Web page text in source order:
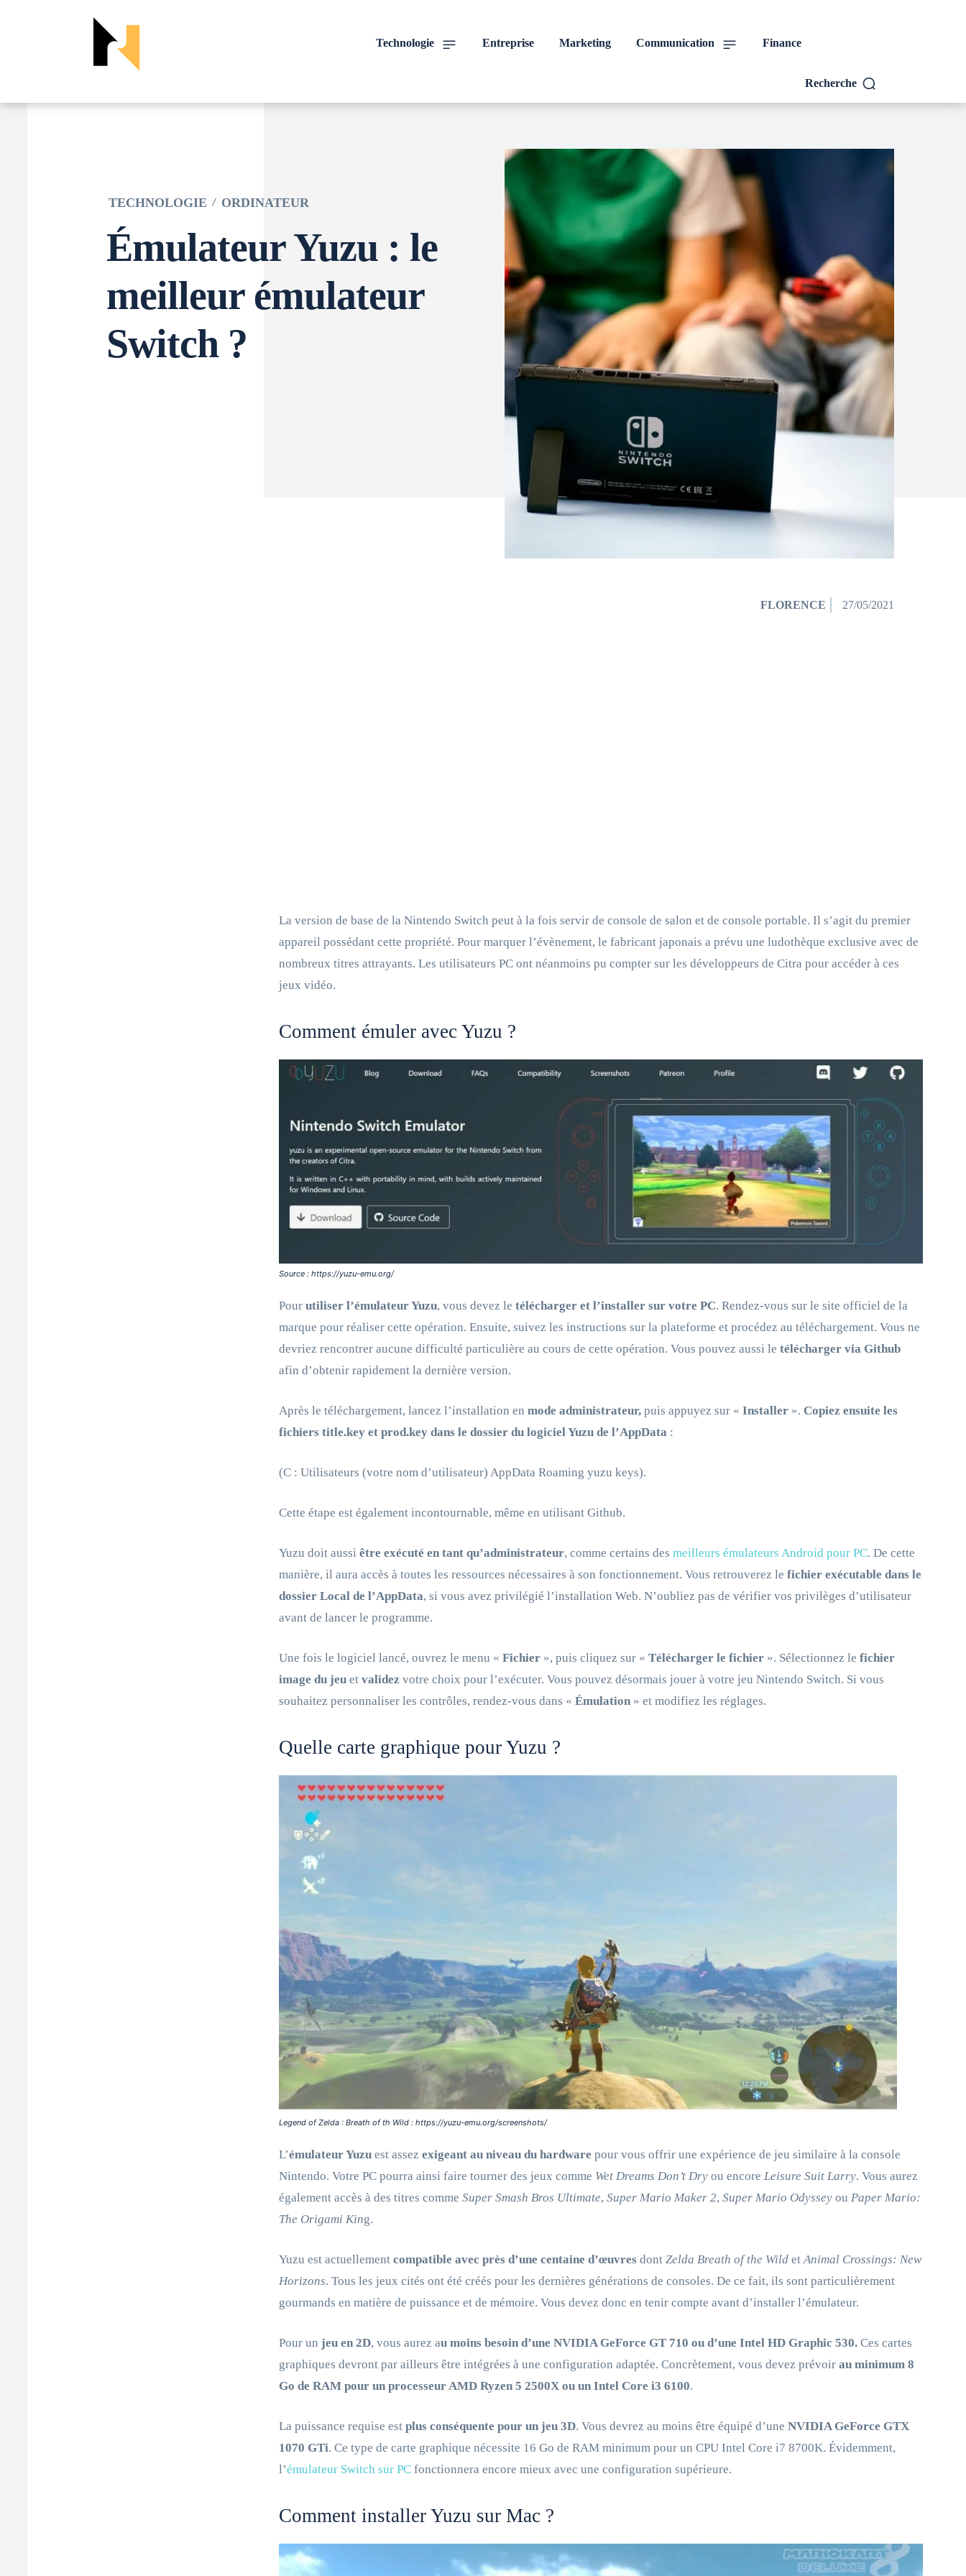
Technologie Entreprise Marketing Communication Finance
Recherche
TECHNOLOGIE ORDINATEUR
Émulateur Yuzu : le
meilleur émulateur
Switch ?
FLORENCE 27/05/2021
La version de base de la Nintendo Switch peut à la fois servir de console de salon et de console portable. Il s’agit du premier
appareil possédant cette propriété. Pour marquer l’évènement, le fabricant japonais a prévu une ludothèque exclusive avec de
nombreux titres attrayants. Les utilisateurs PC ont néanmoins pu compter sur les développeurs de Citra pour accéder à ces
jeux vidéo.
Comment émuler avec Yuzu ?
Source : https://yuzu-emu.org/
Pour utiliser l’émulateur Yuzu, vous devez le télécharger et l’installer sur votre PC. Rendez-vous sur le site officiel de la
marque pour réaliser cette opération. Ensuite, suivez les instructions sur la plateforme et procédez au téléchargement. Vous ne
devriez rencontrer aucune difficulté particulière au cours de cette opération. Vous pouvez aussi le télécharger via Github
afin d’obtenir rapidement la dernière version.
Après le téléchargement, lancez l’installation en mode administrateur, puis appuyez sur « Installer ». Copiez ensuite les
fichiers title.key et prod.key dans le dossier du logiciel Yuzu de l’AppData :
(C : Utilisateurs (votre nom d’utilisateur) AppData Roaming yuzu keys).
Cette étape est également incontournable, même en utilisant Github.
Yuzu doit aussi être exécuté en tant qu’administrateur, comme certains des meilleurs émulateurs Android pour PC. De cette
manière, il aura accès à toutes les ressources nécessaires à son fonctionnement. Vous retrouverez le fichier exécutable dans le
dossier Local de l’AppData, si vous avez privilégié l’installation Web. N’oubliez pas de vérifier vos privilèges d’utilisateur
avant de lancer le programme.
Une fois le logiciel lancé, ouvrez le menu « Fichier », puis cliquez sur « Télécharger le fichier ». Sélectionnez le fichier
image du jeu et validez votre choix pour l’exécuter. Vous pouvez désormais jouer à votre jeu Nintendo Switch. Si vous
souhaitez personnaliser les contrôles, rendez-vous dans « Émulation » et modifiez les réglages.
Quelle carte graphique pour Yuzu ?
Legend of Zelda : Breath of th Wild : https://yuzu-emu.org/screenshots/
L’émulateur Yuzu est assez exigeant au niveau du hardware pour vous offrir une expérience de jeu similaire à la console
Nintendo. Votre PC pourra ainsi faire tourner des jeux comme Wet Dreams Don’t Dry ou encore Leisure Suit Larry. Vous aurez
également accès à des titres comme Super Smash Bros Ultimate, Super Mario Maker 2, Super Mario Odyssey ou Paper Mario:
The Origami King.
Yuzu est actuellement compatible avec près d’une centaine d’œuvres dont Zelda Breath of the Wild etAnimal Crossings: New
Horizons. Tous les jeux cités ont été créés pour les dernières générations de consoles. De ce fait, ils sont particulièrement
gourmands en matière de puissance et de mémoire. Vous devez donc en tenir compte avant d’installer l’émulateur.
Pour un jeu en 2D, vous aurez au moins besoin d’une NVIDIA GeForce GT 710 ou d’une Intel HD Graphic 530. Ces cartes
graphiques devront par ailleurs être intégrées à une configuration adaptée. Concrètement, vous devez prévoir au minimum 8
Go de RAM pour un processeur AMD Ryzen 5 2500X ou un Intel Core i3 6100.
La puissance requise est plus conséquente pour un jeu 3D. Vous devrez au moins être équipé d’une NVIDIA GeForce GTX
1070 GTi. Ce type de carte graphique nécessite 16 Go de RAM minimum pour un CPU Intel Core i7 8700K. Évidemment,
l’émulateur Switch sur PC fonctionnera encore mieux avec une configuration supérieure.
Comment installer Yuzu sur Mac ?